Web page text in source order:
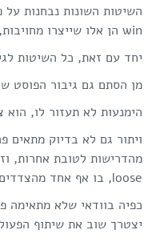
win הן אלו שייצרו מחויבות, הסכמה, רצון של שני הצדדים, ובהתאם גם ישרדו זמן רב יותר.
יחד עם זאת, כל השיטות
מן הסתם גם גיבור הפוסט
הימנעות לא תעזור לו,
ויתור גם לא בדיוק מתאים
loose, בו אף אחד מהצדדים לא מקבל את מה שביקש.
כפיה בוודאי שלא מתאימה
יצטרך שוב את שיתוף